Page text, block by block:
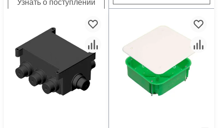
Узнать о поступлении